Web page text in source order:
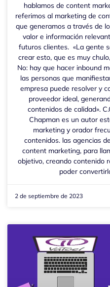
hablamos de content
referimos al marketing de
que generamos a través de
valor e información
futuros clientes. «La gente
crear esto, que es muy
No: hay que hacer inbound
las personas que
empresa puede resolver y
proveedor ideal,
contenidos de calidad».
Chapman es un autor
marketing y orador
contenidos. las agencias
content marketing, para
objetivo, creando contenido
poder
2 de septiembre de 2023